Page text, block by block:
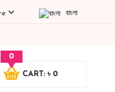
বাংলা
চলে যাওয়ার পরে কোনরকম পণ্য
CART: ৳ 0
0